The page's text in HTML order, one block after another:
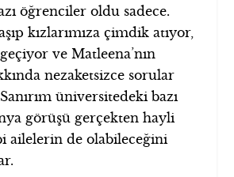
öğrenciler oldu sadece.
kızlarımıza çimdik atıyor,
ve Matleena’nın
nezaketsizce sorular
üniversitedeki bazı
görüşü gerçekten hayli
ailelerin de olabileceğini